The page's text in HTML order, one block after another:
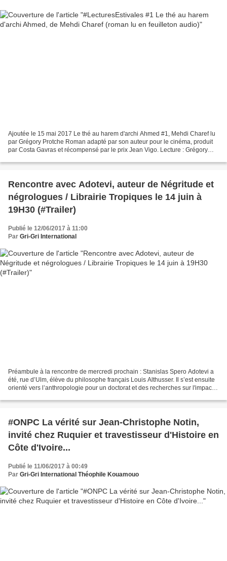
Ajoutée le 15 mai 2017 Le thé au harem d'archi Ahmed #1, Mehdi Charef lu
par Grégory Protche Roman adapté par son auteur pour le cinéma, produit
par Costa Gavras et récompensé par le prix Jean Vigo. Lecture : Grégory
Rencontre avec Adotevi, auteur de Négritude et
négrologues / Librairie Tropiques le 14 juin à
19H30 (#Trailer)
Publié le 12/06/2017 à 11:00
Par Gri-Gri International
Préambule à la rencontre de mercredi prochain : Stanislas Spero Adotevi a
été, rue d’Ulm, élève du philosophe français Louis Althusser. Il s’est ensuite
orienté vers l’anthropologie pour un doctorat et des recherches sur l'impact
#ONPC La vérité sur Jean-Christophe Notin,
invité chez Ruquier et travestisseur d'Histoire en
Côte d'Ivoire...
Publié le 11/06/2017 à 00:49
Par Gri-Gri International Théophile Kouamouo